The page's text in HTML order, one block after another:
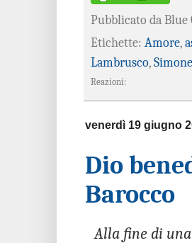
Pubblicato da Blue
Etichette: Amore,
Lambrusco,
Reazioni:
venerdì 19 giugno
Dio
Barocco
Alla fine di